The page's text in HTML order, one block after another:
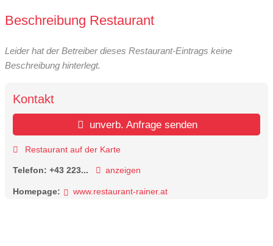
Beschreibung Restaurant
Leider hat der Betreiber dieses Restaurant-Eintrags keine
Beschreibung hinterlegt.
Kontakt
unverb. Anfrage senden
Restaurant auf der Karte
Telefon: +43 223... anzeigen
Homepage: www.restaurant-rainer.at